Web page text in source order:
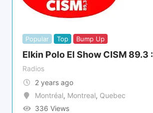
Popular Top Bump Up
Elkin Polo El Show CISM 89.3 :
Radios
2 years ago
Montréal, Montreal, Quebec
336 Views